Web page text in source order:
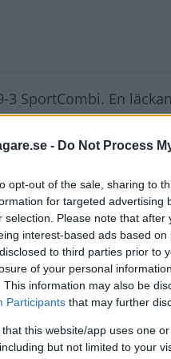
- Do Not Process
opt-out of the sale, sharing to
for targeted advertising
selection. Please note that
interest-based ads based
to third parties prior to
of your personal
This information may also be
Participants that may further
that this website/app uses one
but not limited to your
SportCombi. En
och knackande
vid 12 000 mil –
just vid det
det sker extra
är det
kronor och det är
har kostat oss 39